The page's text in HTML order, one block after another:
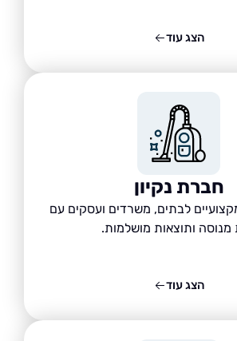
נקיון
לבתים, משרדים ועסקים עם
מושלמות.